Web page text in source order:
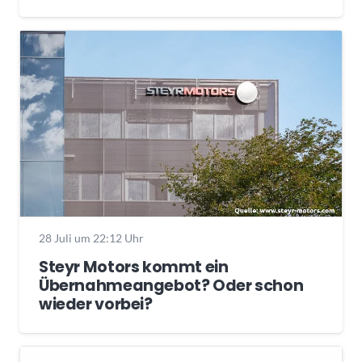
28 Juli um 22:12 Uhr
Steyr Motors kommt ein
Übernahmeangebot? Oder schon
wieder vorbei?